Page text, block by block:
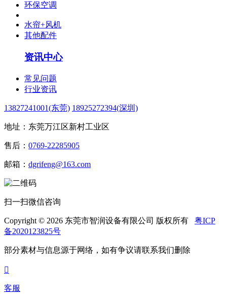
环保空调
水帘+风机
其他配件
资讯中心
常见问题
行业资讯
13827241001(东莞) 18925272394(深圳)
地址：东莞万江区新村工业区
售后： 0769-22285905
邮箱： dgrifeng@163.com
扫一扫微信咨询
Copyright © 2026 东莞市智润设备有限公司 版权所有 粤ICP
备2020123825号
部分素材与信息源于网络，如有争议请联系我们删除

客服